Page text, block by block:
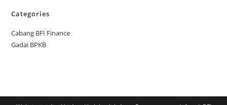
Categories
Cabang BFI Finance
Gadai BPKB